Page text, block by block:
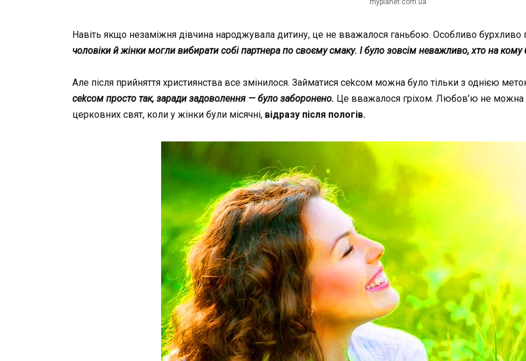
Навіть якщо незаміжня дівчина народжувала дитину, це не вважалося ганьбою. Особливо бурхливо
чоловіки й жінки могли вибирати собі партнера по своєму смаку. І було зовсім неважливо, хто на кому
Але після прийняття християнства все змінилося. Займатися cekсом можна було тільки з однією
cekсом просто так, заради задоволення —було заборонено. Це вважалося гріхом. Любов’ю не можна
церковних свят, коли у жінки були місячні, відразу після пологів.